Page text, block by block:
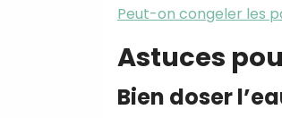
Peut-on congeler les
Astuces
Bien doser